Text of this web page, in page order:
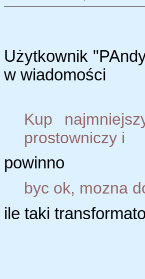
Użytkownik
w wiadomości
Kup
prostowniczy i
powinno
byc ok, mozna
ile taki